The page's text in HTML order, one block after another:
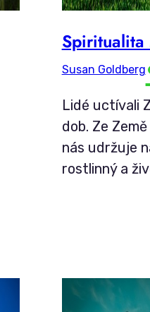
Spiritualita
Susan Goldberg
Lidé uctívali
dob. Ze
nás udržuje
rostlinný a